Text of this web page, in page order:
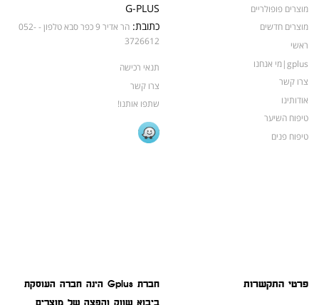
מוצרים פופולריים
מוצרים חדשים
ראשי
gplus|מי אנחנו
צרו קשר
אודותינו
טיפוח השיער
טיפוח פנים
G-PLUS
כתובת:
הר אדיר 9 כפר סבא טלפון - 052-
3726612
תנאי רכישה
צרו קשר
שתפו אותנו!
פרטי התקשרות
חברת Gplus הינה חברה העוסקת
ביבוא שווק והפצה של מוצרים